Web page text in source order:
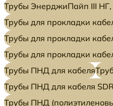
Трубы ЭнерджиПайп III НГ,
Трубы для прокладки
Трубы для прокладки
Трубы для прокладки
Трубы ПНД для кабеля
Трубы ПНД для кабеля
Трубы ПНД